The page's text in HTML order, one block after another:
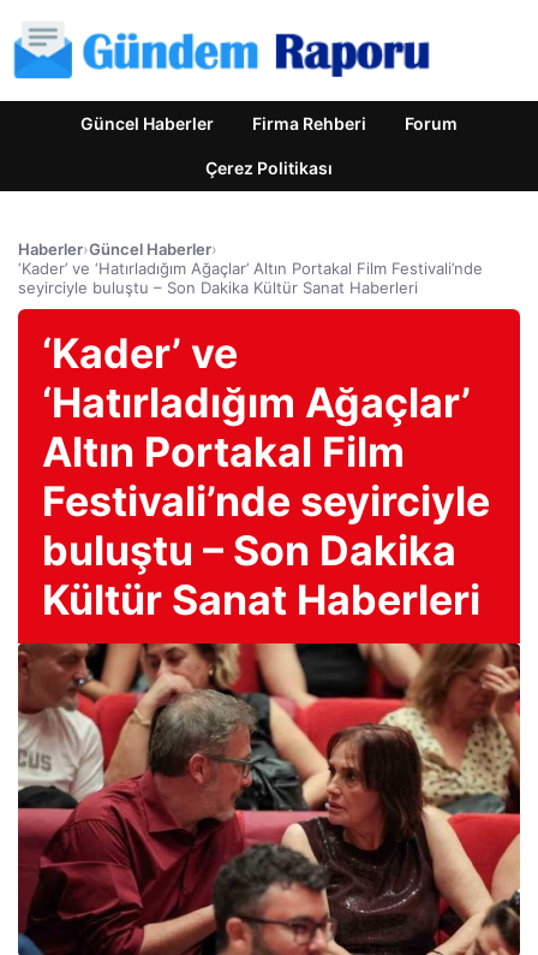
Güncel Haberler Firma Rehberi Forum
Çerez Politikası
Haberler›Güncel Haberler›
‘Kader’ ve ‘Hatırladığım Ağaçlar’ Altın Portakal Film Festivali’nde
seyirciyle buluştu – Son Dakika Kültür Sanat Haberleri
‘Kader’ ve
‘Hatırladığım Ağaçlar’
Altın Portakal Film
Festivali’nde seyirciyle
buluştu – Son Dakika
Kültür Sanat Haberleri